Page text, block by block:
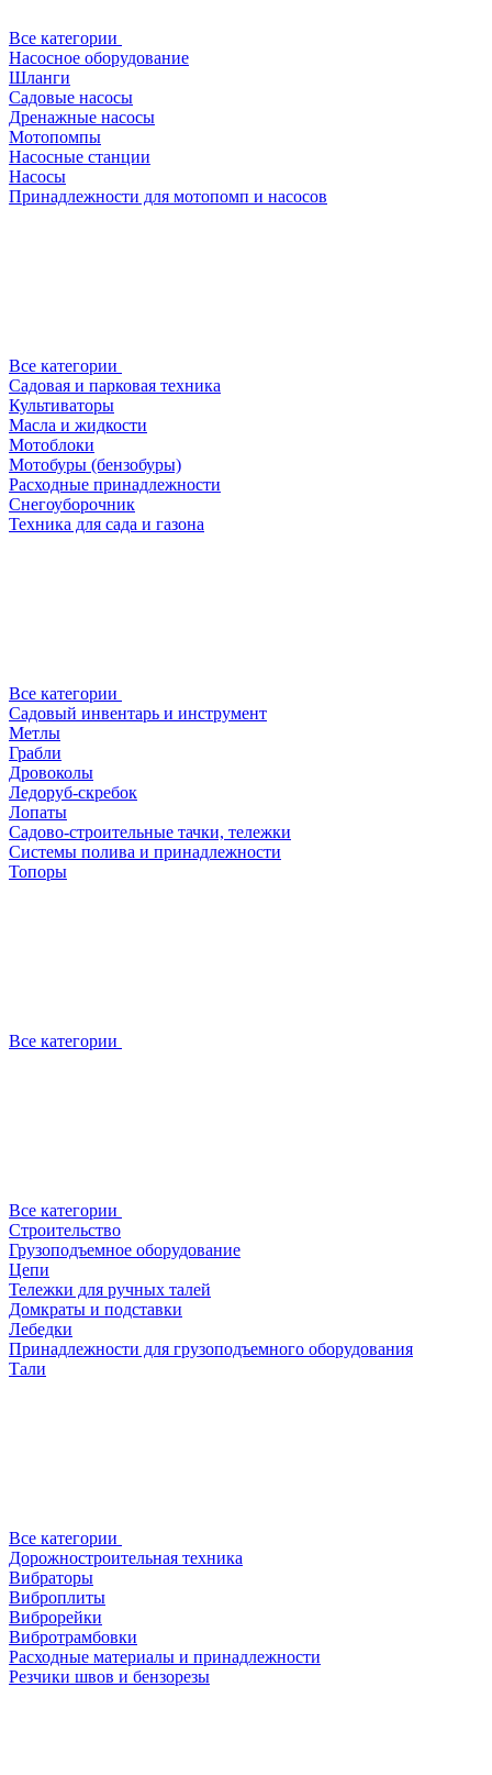
Все категории
Насосное оборудование
Шланги
Садовые насосы
Дренажные насосы
Мотопомпы
Насосные станции
Насосы
Принадлежности для мотопомп и насосов
Все категории
Садовая и парковая техника
Культиваторы
Масла и жидкости
Мотоблоки
Мотобуры (бензобуры)
Расходные принадлежности
Снегоуборочник
Техника для сада и газона
Все категории
Садовый инвентарь и инструмент
Метлы
Грабли
Дровоколы
Ледоруб-скребок
Лопаты
Садово-строительные тачки, тележки
Системы полива и принадлежности
Топоры
Все категории
Все категории
Строительство
Грузоподъемное оборудование
Цепи
Тележки для ручных талей
Домкраты и подставки
Лебедки
Принадлежности для грузоподъемного оборудования
Тали
Все категории
Дорожностроительная техника
Вибраторы
Виброплиты
Виброрейки
Вибротрамбовки
Расходные материалы и принадлежности
Резчики швов и бензорезы